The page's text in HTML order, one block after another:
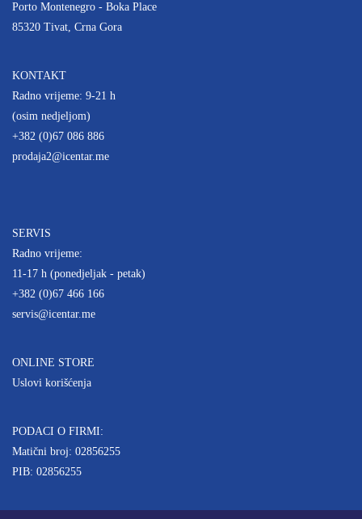
Porto Montenegro - Boka Place
85320 Tivat, Crna Gora
KONTAKT
Radno vrijeme: 9-21 h
(osim nedjeljom)
+382 (0)67 086 886
prodaja2@icentar.me
SERVIS
Radno vrijeme:
11-17 h (ponedjeljak - petak)
+382 (0)67 466 166
servis@icentar.me
ONLINE STORE
Uslovi korišćenja
PODACI O FIRMI:
Matični broj: 02856255
PIB: 02856255